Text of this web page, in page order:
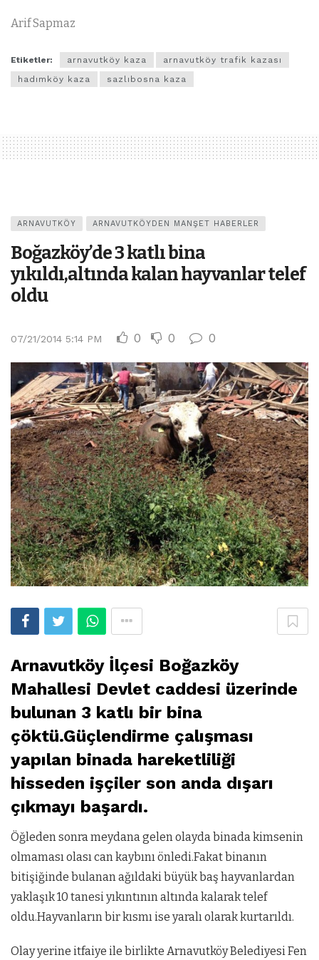
Arif Sapmaz
Etiketler: arnavutköy kaza
arnavutköy trafik kazası
hadımköy kaza
sazlıbosna kaza
ARNAVUTKÖY ARNAVUTKÖYDEN MANŞET HABERLER
Boğazköy’de 3 katlı bina
yıkıldı,altında kalan hayvanlar telef
oldu
07/21/2014 5:14 PM 0 0 0
Arnavutköy İlçesi Boğazköy
Mahallesi Devlet caddesi üzerinde
bulunan 3 katlı bir bina
çöktü.Güçlendirme çalışması
yapılan binada hareketliliği
hisseden işçiler son anda dışarı
çıkmayı başardı.
Öğleden sonra meydana gelen olayda binada kimsenin
olmaması olası can kaybını önledi.Fakat binanın
bitişiğinde bulanan ağıldaki büyük baş hayvanlardan
yaklaşık 10 tanesi yıkıntının altında kalarak telef
oldu.Hayvanların bir kısmı ise yaralı olarak kurtarıldı.
Olay yerine itfaiye ile birlikte Arnavutköy Belediyesi Fen